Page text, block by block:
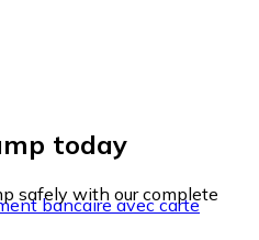
bancaireavec carte
today
safely with our complete